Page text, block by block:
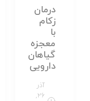
درمان
زکام
با
معجزه
گیاهان
دارویی
آذر
۲۶,